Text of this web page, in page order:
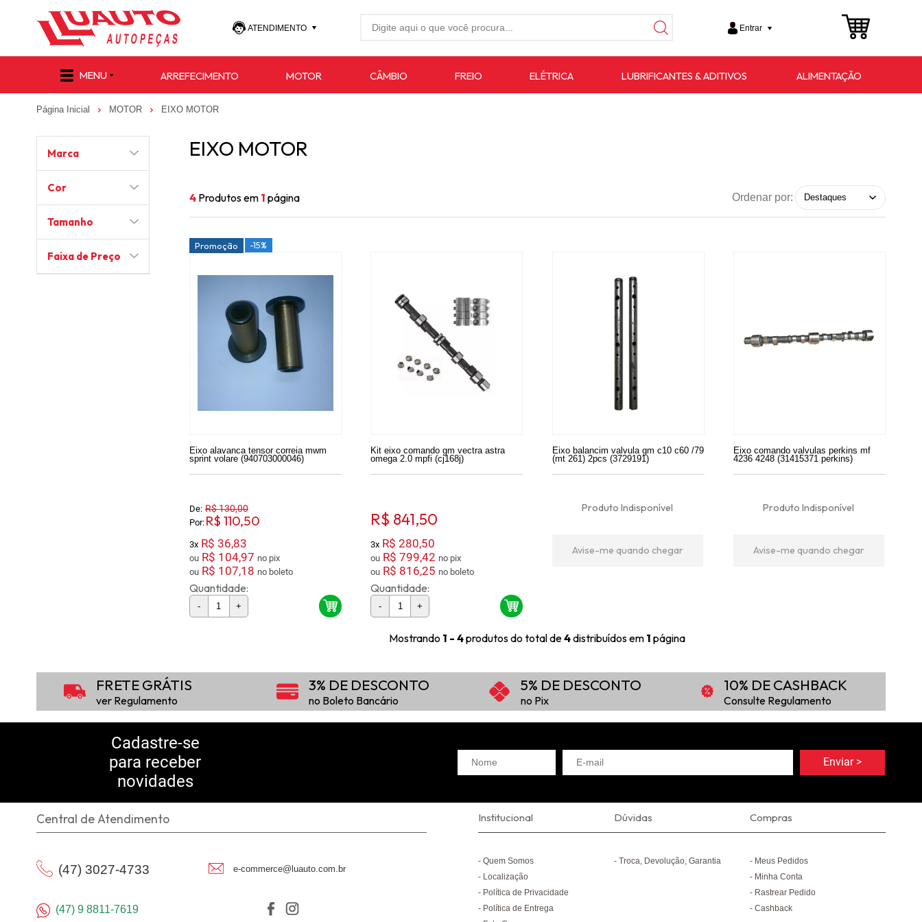
ATENDIMENTO
(47) 3027-4733
Entrar
MENU ARREFECIMENTO MOTOR CÂMBIO FREIO ELÉTRICA LUBRIFICANTES & ADITIVOS ALIMENTAÇÃO
Página Inicial MOTOR EIXO MOTOR
Marca
Cor
Tamanho
Faixa de Preço
EIXO MOTOR
4 Produtos em 1 página Ordenar por:
Promoção -15%
Eixo alavanca tensor correia mwm
sprint volare (940703000046)
De: R$ 130,00
Por: R$ 110,50
3x R$ 36,83
ou R$ 104,97
no pix
ou R$ 107,18 no boleto
Quantidade:
- +
Kit eixo comando gm vectra astra
omega 2.0 mpfi (cj168j)
R$ 841,50
3x R$ 280,50
ou R$ 799,42
no pix
ou R$ 816,25 no boleto
Quantidade:
- +
Eixo balancim valvula gm c10 c60 /79
(mt 261) 2pcs (3729191)
Produto Indisponível
Avise-me quando chegar
Eixo comando valvulas perkins mf
4236 4248 (31415371 perkins)
Produto Indisponível
Avise-me quando chegar
Mostrando 1 - 4produtos do total de4distribuídos em 1 página
FRETE GRÁTIS
ver Regulamento
3% DE DESCONTO
no Boleto Bancário
5% DE DESCONTO
no Pix
10% DE CASHBACK
Consulte Regulamento
Cadastre-se
para receber
novidades
Central de Atendimento
(47) 3027-4733 e-commerce@luauto.com.br
(47) 9 8811-7619
Institucional
Quem Somos
Localização
Política de Privacidade
Política de Entrega
Dúvidas
Troca, Devolução, Garantia
Compras
Meus Pedidos
Minha Conta
Rastrear Pedido
Cashback